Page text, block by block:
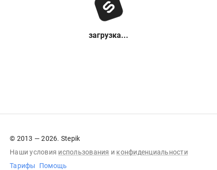
загрузка...
© 2013 — 2026. Stepik
Наши условия использования и конфиденциальности
Тарифы
Помощь